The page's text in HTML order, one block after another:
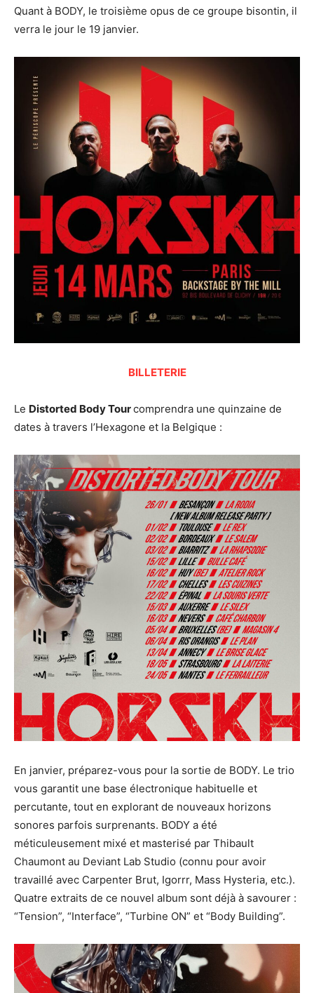
Quant à BODY, le troisième opus de ce groupe bisontin, il
verra le jour le 19 janvier.
BILLETERIE
Le Distorted Body Tourcomprendra une quinzaine de
dates à travers l’Hexagone et la Belgique :
En janvier, préparez-vous pour la sortie de BODY. Le trio
vous garantit une base électronique habituelle et
percutante, tout en explorant de nouveaux horizons
sonores parfois surprenants. BODY a été
méticuleusement mixé et masterisé par Thibault
Chaumont au Deviant Lab Studio (connu pour avoir
travaillé avec Carpenter Brut, Igorrr, Mass Hysteria, etc.).
Quatre extraits de ce nouvel album sont déjà à savourer :
“Tension”, “Interface”, “Turbine ON” et “Body Building”.